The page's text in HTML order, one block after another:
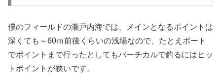
僕のフィールドの瀬戸内海では、メインとなるポイントは
深くても～60ｍ前後くらいの浅場なので、たとえボート
でポイントまで行ったとしてもバーチカルで釣るにはヒッ
トポイントが狭いです。